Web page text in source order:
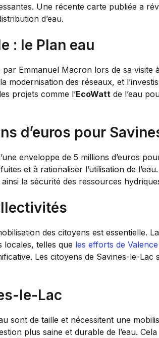
Une récente carte publiée a
d’eau.
: le Plan eau
par Emmanuel Macron lors de sa visite
des réseaux, et
projets comme l’EcoWatt de l’eau
d’euros pour
enveloppe de 5 millions d’euros
et à rationaliser l’utilisation de
la sécurité des ressources
des citoyens est essentielle.
telles que les efforts de Valence
Les citoyens de Savines-le-
le-Lac
sont de taille et nécessitent une
plus saine et durable de l’eau.